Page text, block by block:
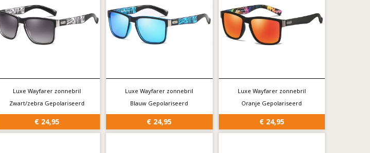
Luxe Wayfarer zonnebril
Zwart/zebra Gepolariseerd
€ 24,95
Luxe Wayfarer zonnebril
Blauw Gepolariseerd
€ 24,95
Luxe Wayfarer zonnebril
Oranje Gepolariseerd
€ 24,95